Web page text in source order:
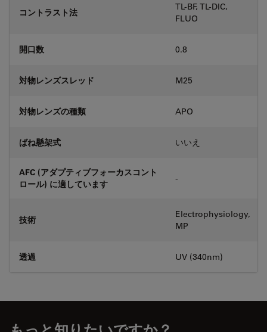
コントラスト法
TL-BF, TL-DIC,
FLUO
開口数 0.8
対物レンズスレッド M25
対物レンズの種類 APO
ばね懸架式 いいえ
AFC (アダプティブフォーカスコント
ロール) に適しています
-
技術
Electrophysiology,
MP
透過 UV (340nm)